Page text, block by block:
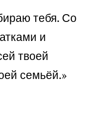
тебя. Со
и
твоей
семьёй.»